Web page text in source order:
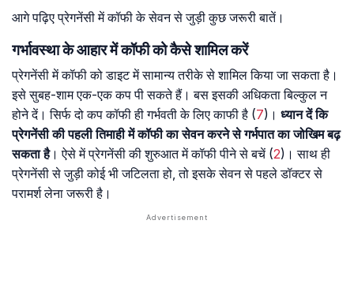
आगे पढ़िए प्रेगनेंसी में कॉफी के सेवन से जुड़ी कुछ जरूरी बातें।
गर्भावस्था के आहार में कॉफी को कैसे शामिल करें
प्रेगनेंसी में कॉफी को डाइट में सामान्य तरीके से शामिल किया जा सकता है।
इसे सुबह-शाम एक-एक कप पी सकते हैं। बस इसकी अधिकता बिल्कुल न
होने दें। सिर्फ दो कप कॉफी ही गर्भवती के लिए काफी है (7)। ध्यान दें कि
प्रेगनेंसी की पहली तिमाही में कॉफी का सेवन करने से गर्भपात का जोखिम बढ़
सकता है। ऐसे में प्रेगनेंसी की शुरुआत में कॉफी पीने से बचें (2)। साथ ही
प्रेगनेंसी से जुड़ी कोई भी जटिलता हो, तो इसके सेवन से पहले डॉक्टर से
परामर्श लेना जरूरी है।